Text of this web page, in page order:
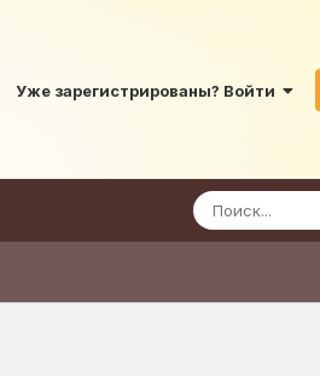
Уже зарегистрированы? Войти